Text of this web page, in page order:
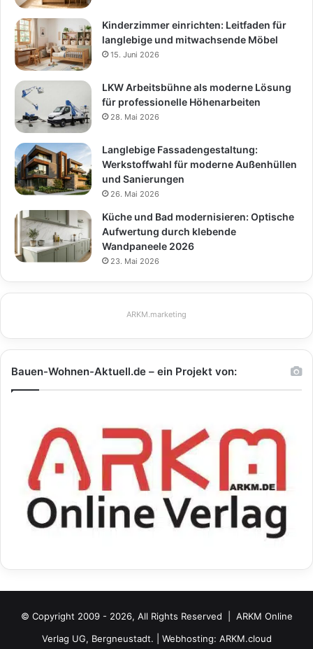
Kinderzimmer einrichten: Leitfaden für
langlebige und mitwachsende Möbel
15. Juni 2026
LKW Arbeitsbühne als moderne Lösung
für professionelle Höhenarbeiten
28. Mai 2026
Langlebige Fassadengestaltung:
Werkstoffwahl für moderne Außenhüllen
und Sanierungen
26. Mai 2026
Küche und Bad modernisieren: Optische
Aufwertung durch klebende
Wandpaneele 2026
23. Mai 2026
ARKM.marketing
Bauen-Wohnen-Aktuell.de – ein Projekt von:
© Copyright 2009 - 2026, All Rights Reserved | ARKM Online
Verlag UG, Bergneustadt. | Webhosting: ARKM.cloud